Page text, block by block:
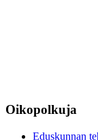
Oikopolkuja
Eduskunnan